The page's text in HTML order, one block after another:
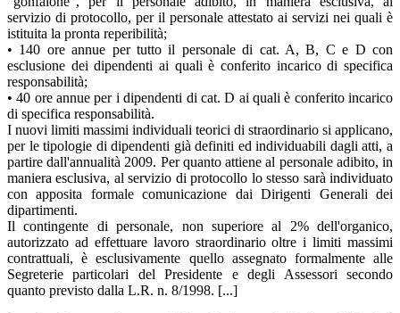
servizio di protocollo, per il personale attestato ai servizi nei quali è
istituita la pronta reperibilità;
• 140 ore annue per tutto il personale di cat. A, B, C e D con
esclusione dei dipendenti ai quali è conferito incarico di specifica
responsabilità;
• 40 ore annue per i dipendenti di cat. D ai quali è conferito incarico
di specifica responsabilità.
I nuovi limiti massimi individuali teorici di straordinario si applicano,
per le tipologie di dipendenti già definiti ed individuabili dagli atti, a
partire dall'annualità 2009. Per quanto attiene al personale adibito, in
maniera esclusiva, al servizio di protocollo lo stesso sarà individuato
con apposita formale comunicazione dai Dirigenti Generali dei
dipartimenti.
Il contingente di personale, non superiore al 2% dell'organico,
autorizzato ad effettuare lavoro straordinario oltre i limiti massimi
contrattuali, è esclusivamente quello assegnato formalmente alle
Segreterie particolari del Presidente e degli Assessori secondo
quanto previsto dalla L.R. n. 8/1998. [...]